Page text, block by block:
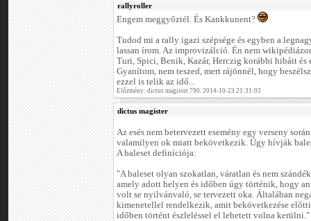
rallyroller
Engem meggyőztél. És Kankkunent?
Tudod mi a rally igazi szépsége és egyben a
lassan írom. Az improvizálció. Én nem
Turi, Spici, Benik, Kazár, Herczig korábbi hibáit és
Gyanítom, nem teszed, mert rájönnél, hogy
ezzel is telik az idő...
Előzmény: dictus magister 790. 2014-10-23 21:31:03
dictus magister
Az esés nem betervezett esemény egy verseny
valamilyen ok miatt bekövetkezik. Úgy hívják
A baleset definíciója:
"A baleset olyan szokatlan, váratlan és nem
amely adott helyen és időben úgy történik, hogy
volt se nyilvánvaló, se tervezett oka. Általában
kimenetellel rendelkezik, amit bekövetkezése
időben történt észleléssel el lehetett volna kerülni."